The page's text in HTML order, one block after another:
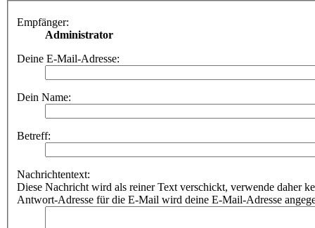
Empfänger:
Administrator
Deine E-Mail-Adresse:
Dein Name:
Betreff:
Nachrichtentext:
Diese Nachricht wird als reiner Text verschickt, verwende daher
Antwort-Adresse für die E-Mail wird deine E-Mail-Adresse